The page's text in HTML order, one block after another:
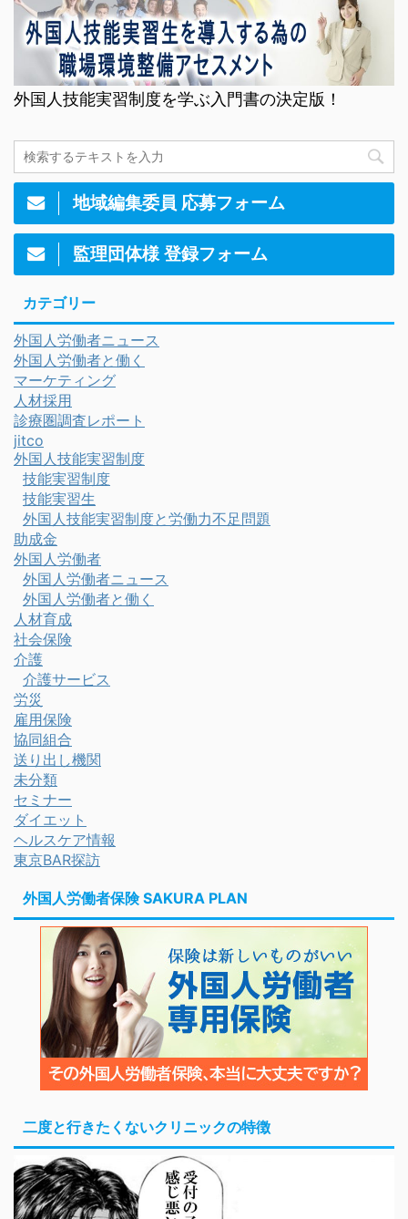
外国人技能実習制度を学ぶ入門書の決定版！
地域編集委員 応募フォーム
監理団体様 登録フォーム
カテゴリー
外国人労働者ニュース
外国人労働者と働く
マーケティング
人材採用
診療圏調査レポート
jitco
外国人技能実習制度
技能実習制度
技能実習生
外国人技能実習制度と労働力不足問題
助成金
外国人労働者
外国人労働者ニュース
外国人労働者と働く
人材育成
社会保険
介護
介護サービス
労災
雇用保険
協同組合
送り出し機関
未分類
セミナー
ダイエット
ヘルスケア情報
東京BAR探訪
外国人労働者保険 SAKURA PLAN
二度と行きたくないクリニックの特徴